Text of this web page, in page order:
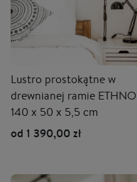
Lustro prostokątne w
drewnianej ramie ETHNO
140 x 50 x 5,5 cm
od 1 390,00 zł